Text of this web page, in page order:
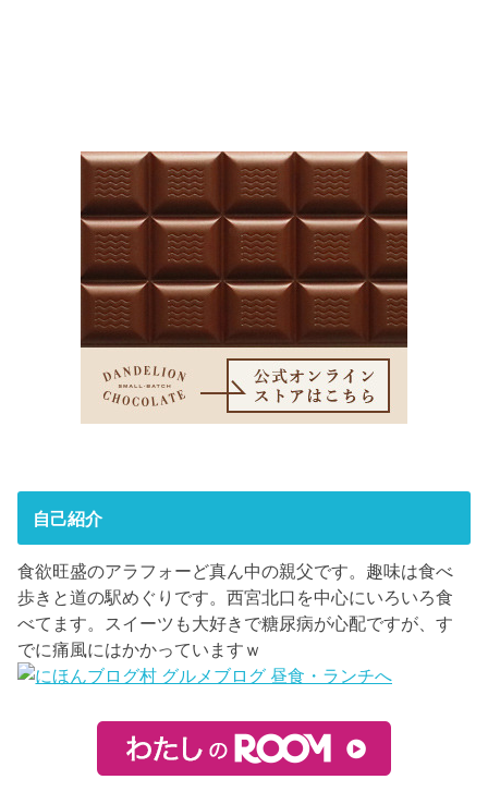
自己紹介
食欲旺盛のアラフォーど真ん中の親父です。趣味は食べ
歩きと道の駅めぐりです。西宮北口を中心にいろいろ食
べてます。スイーツも大好きで糖尿病が心配ですが、す
でに痛風にはかかっていますｗ